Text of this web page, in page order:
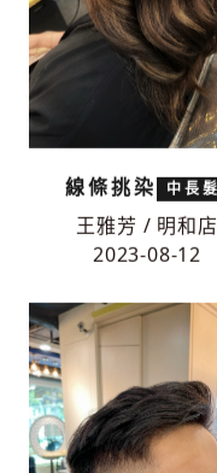
線條挑染 中長髮
王雅芳 / 明和店